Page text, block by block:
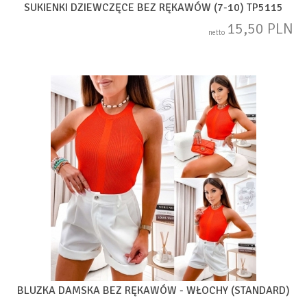
SUKIENKI DZIEWCZĘCE BEZ RĘKAWÓW (7-10) TP5115
netto 15,50 PLN
BLUZKA DAMSKA BEZ RĘKAWÓW - WŁOCHY (STANDARD)